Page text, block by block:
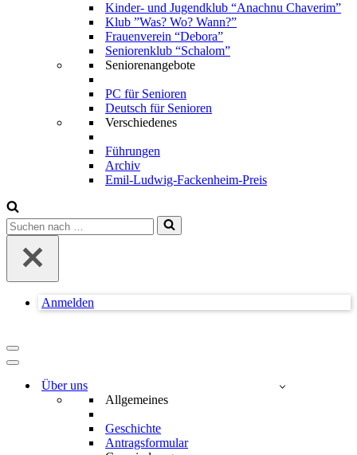
Kinder- und Jugendklub “Anachnu Chaverim”
Klub ”Was? Wo? Wann?”
Frauenverein “Debora”
Seniorenklub “Schalom”
Seniorenangebote
PC für Senioren
Deutsch für Senioren
Verschiedenes
Führungen
Archiv
Emil-Ludwig-Fackenheim-Preis
Suchen
nach …
Anmelden
Navigationsmenü
Navigationsmenü
Über uns
Allgemeines
Geschichte
Antragsformular